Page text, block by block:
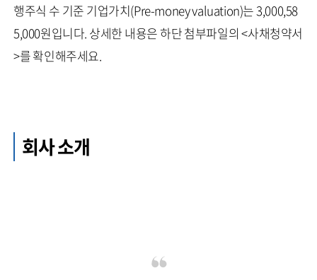
행주식 수 기준 기업가치(Pre-money valuation)는 3,000,58
5,000원입니다. 상세한 내용은 하단 첨부파일의 <사채청약서
>를 확인해주세요.
회사 소개